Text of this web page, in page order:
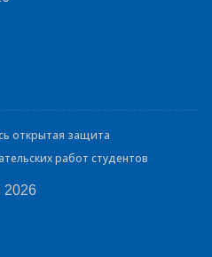
открытая защита
работ студентов
2026